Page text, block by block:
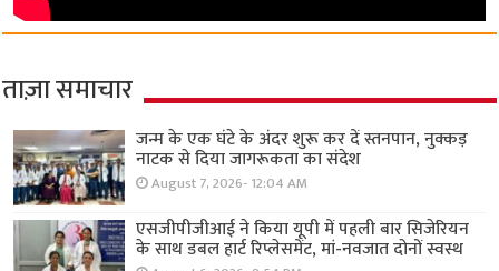
ताज़ा समाचार
जन्म के एक घंटे के अंदर शुरू कर दें स्तनपान, नुक्कड़
नाटक से दिया जागरूकता का संदेश
August 7, 2026- 12:04 AM
एसजीपीजीआई ने किया यूपी में पहली बार सिजेरियन
के साथ डबल हार्ट रिप्लेसमेंट, मां-नवजात दोनों स्वस्थ